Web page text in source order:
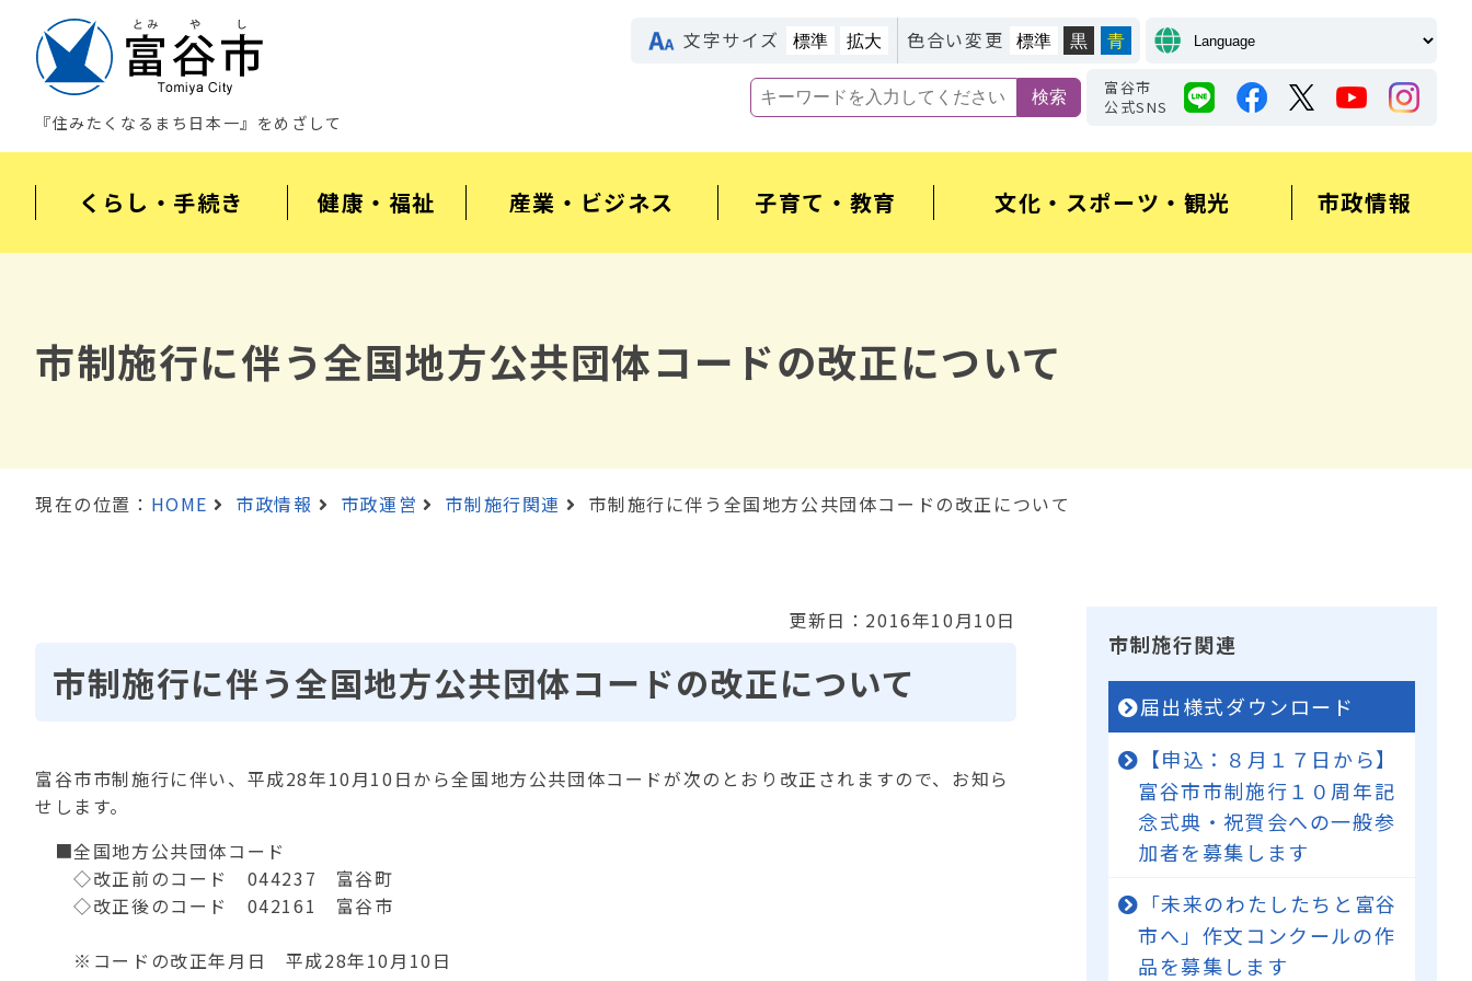
『住みたくなるまち日本一』をめざして
文字サイズ 標準 拡大 色合い変更 標準 黒 青
富谷市
公式SNS
くらし・手続き 健康・福祉 産業・ビジネス 子育て・教育 文化・スポーツ・観光 市政情報
市制施行に伴う全国地方公共団体コードの改正について
現在の位置： HOME 市政情報 市政運営 市制施行関連 市制施行に伴う全国地方公共団体コードの改正について
更新日：2016年10月10日
市制施行に伴う全国地方公共団体コードの改正について
富谷市市制施行に伴い、平成28年10月10日から全国地方公共団体コードが次のとおり改正されますので、お知ら
せします。
■全国地方公共団体コード
◇改正前のコード 044237 富谷町
◇改正後のコード 042161 富谷市
※コードの改正年月日 平成28年10月10日
市制施行関連
届出様式ダウンロード
【申込：８月１７日から】
富谷市市制施行１０周年記
念式典・祝賀会への一般参
加者を募集します
「未来のわたしたちと富谷
市へ」作文コンクールの作
品を募集します